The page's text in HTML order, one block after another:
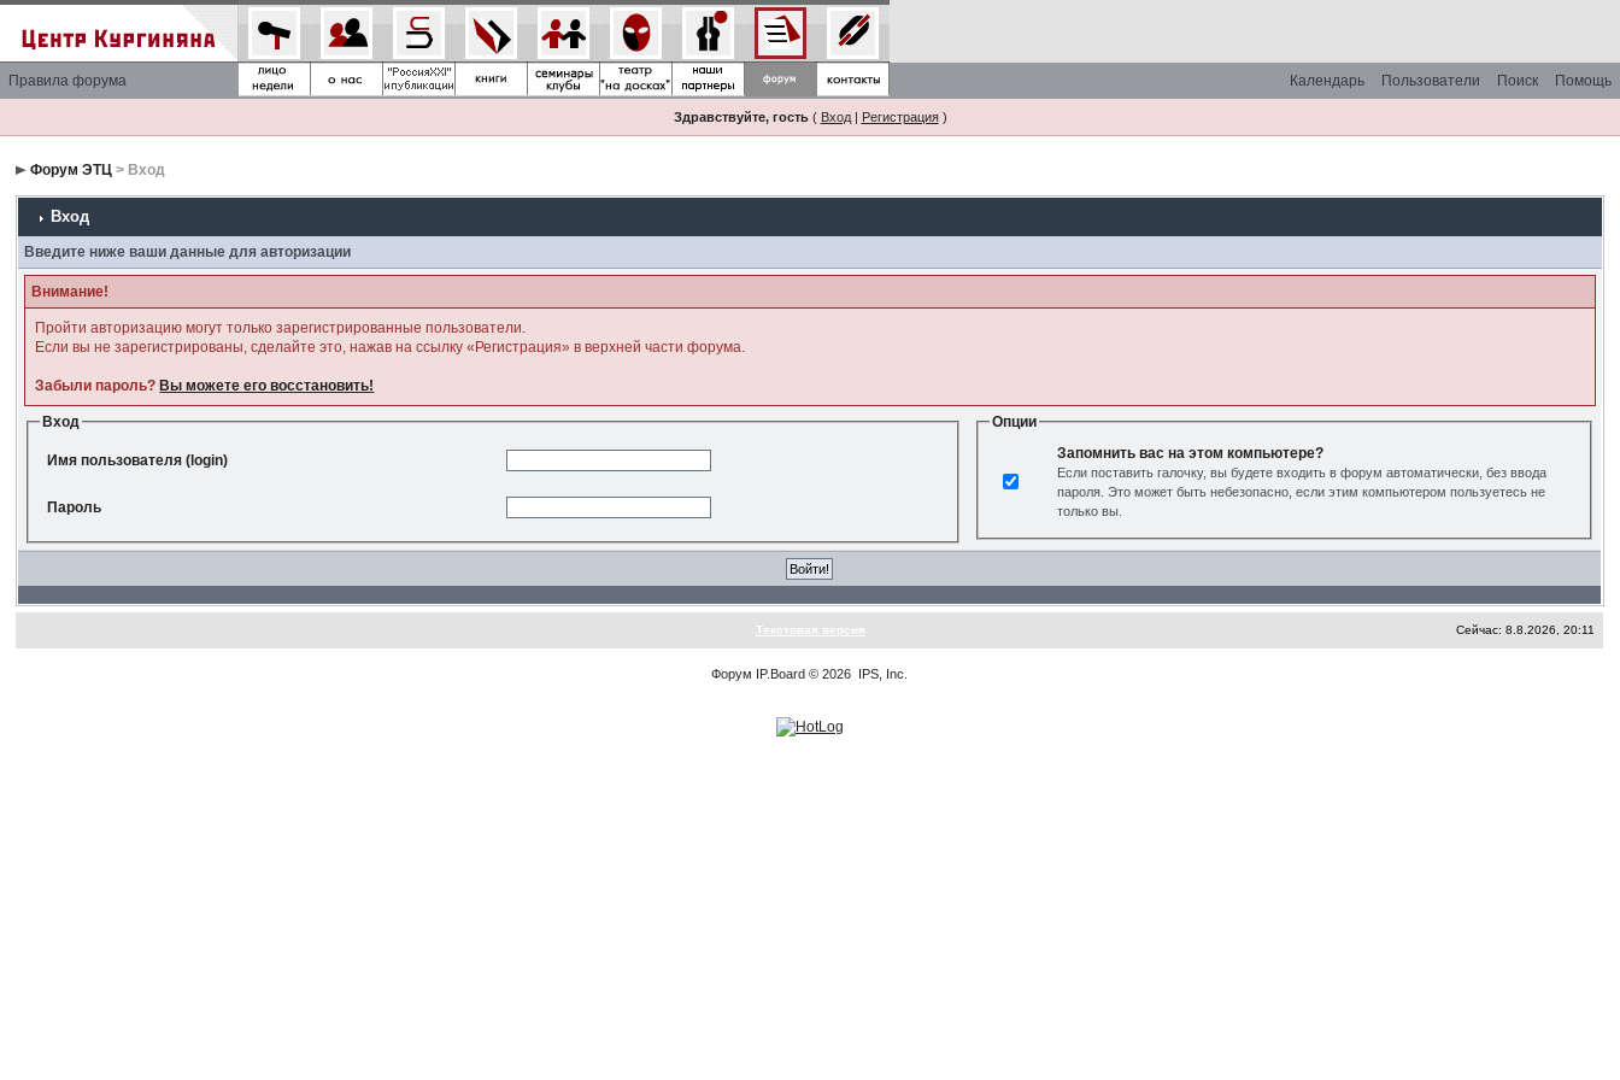
Правила форума Помощь
Поиск
Пользователи
Календарь
Здравствуйте, гость( Вход| Регистрация)
Форум ЭТЦ > Вход
Вход
Введите ниже ваши данные для авторизации
Внимание!
Пройти авторизацию могут только зарегистрированные пользователи.
Если вы не зарегистрированы, сделайте это, нажав на ссылку «Регистрация» в верхней части форума.
Забыли пароль? Вы можете его восстановить!
Вход
Имя пользователя (login)
Пароль
Опции
Запомнить вас на этом компьютере?
Если поставить галочку, вы будете входить в форум автоматически, без ввода
пароля. Это может быть небезопасно, если этим компьютером пользуетесь не
только вы.
Текстовая версия Сейчас: 8.8.2026, 20:11
Форум IP.Board © 2026 IPS, Inc